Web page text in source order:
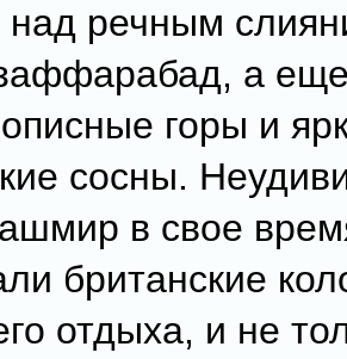
речным
а
горы и
сосны.
в свое
британские
отдыха, и не